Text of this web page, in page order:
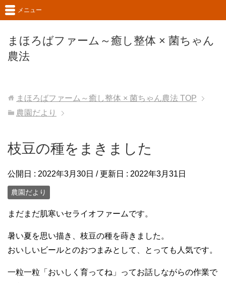
まほろばファーム～癒し整体 × 菌ちゃん
農法
メニュー
まほろばファーム～癒し整体 × 菌ちゃん農法 TOP
農園だより
枝豆の種をまきました
公開日 : 2022年3月30日 / 更新日 : 2022年3月31日
農園だより
まだまだ肌寒いセライオファームです。
暑い夏を思い描き、枝豆の種を蒔きました。
おいしいビールとのおつまみとして、とっても人気です。
一粒一粒「おいしく育ってね」ってお話しながらの作業で